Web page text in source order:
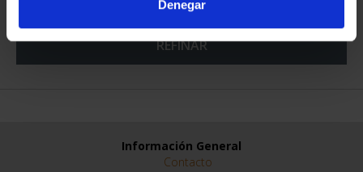
Denegar
REFINAR
Información General
Contacto